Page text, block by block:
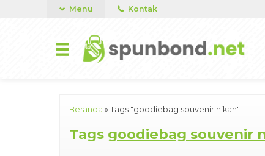
Menu Kontak
Beranda » Tags "goodiebag souvenir nikah"
Tags goodiebag souvenir